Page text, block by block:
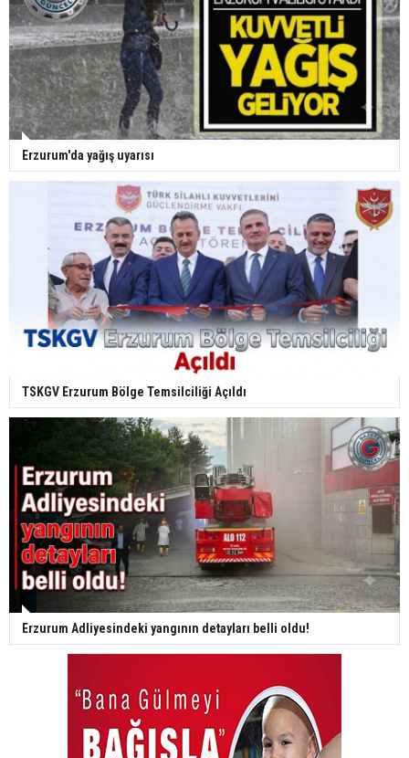
Erzurum'da yağış uyarısı
TSKGV Erzurum Bölge Temsilciliği Açıldı
Erzurum Adliyesindeki yangının detayları belli oldu!